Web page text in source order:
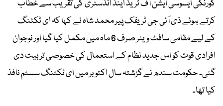
کورنگی ایسوسی ایشن آف ٹریڈ اینڈ انڈسٹری کی تقریب سے خطاب
کرتے ہوئے ڈی آئی جی ٹریفک پیر محمد شاہ نے کہا کہ ای ٹکٹنگ
کے لیے مقامی سافٹ ویئر صرف 6 ماہ میں مکمل کیا گیا اور نوجوان
افرادی قوت کو اس جدید نظام کے استعمال کی خصوصی تربیت دی
گئی۔ حکومت سندھ نے گزشتہ سال اکتوبر میں ای ٹکٹنگ سسٹم نافذ
کیا تھا۔